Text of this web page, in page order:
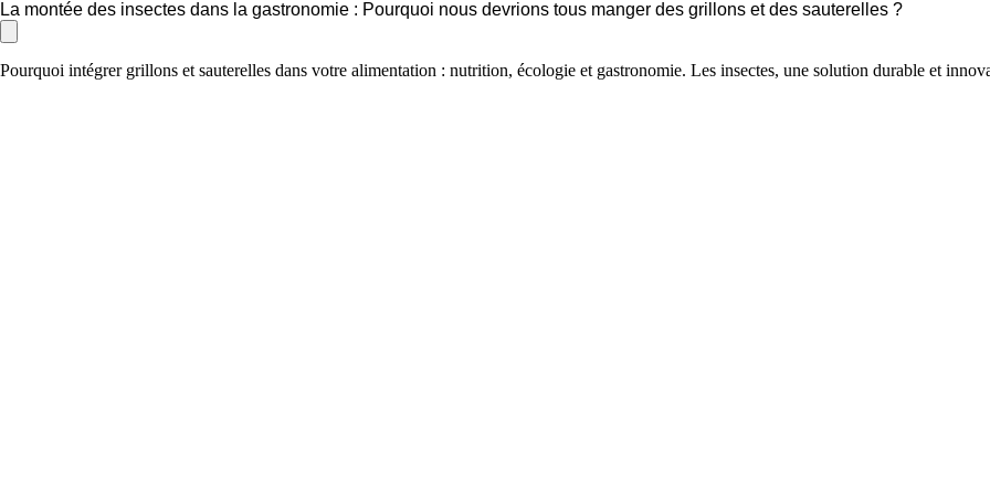
La montée des insectes dans la gastronomie : Pourquoi nous devrions tous manger des grillons et des sauterelles ?
Pourquoi intégrer grillons et sauterelles dans votre alimentation : nutrition, écologie et gastronomie. Les insectes, une solution durable et